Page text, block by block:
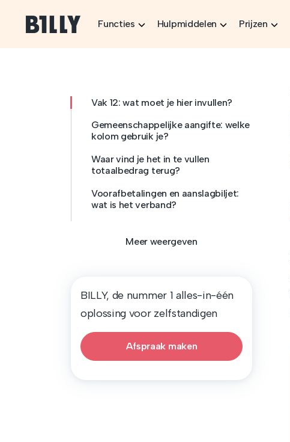
Functies
Hulpmiddelen Prijzen
Vak 12: wat moet je hier invullen?
Gemeenschappelijke aangifte: welke
kolom gebruik je?
Waar vind je het in te vullen
totaalbedrag terug?
Voorafbetalingen en aanslagbiljet:
wat is het verband?
Meer weergeven
BILLY, de nummer 1 alles-in-één
oplossing voor zelfstandigen
Afspraak maken